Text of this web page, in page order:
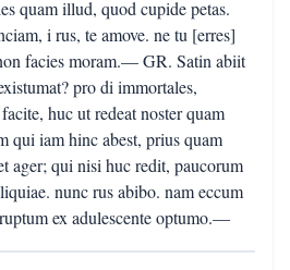
quam illud, quod cupide petas.
i rus, te amove. ne tu [erres]
facies moram.— GR. Satin abiit
pro di immortales,
huc ut redeat noster quam
qui iam hinc abest, prius quam
ager; qui nisi huc redit, paucorum
nunc rus abibo. nam eccum
ex adulescente optumo.—